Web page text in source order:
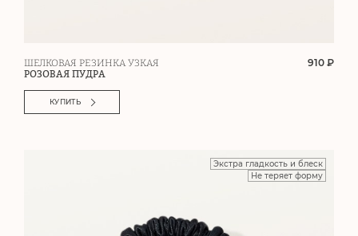
ШЕЛКОВАЯ РЕЗИНКА УЗКАЯ
РОЗОВАЯ ПУДРА
910 ₽
КУПИТЬ
Экстра гладкость и блеск
Не теряет форму